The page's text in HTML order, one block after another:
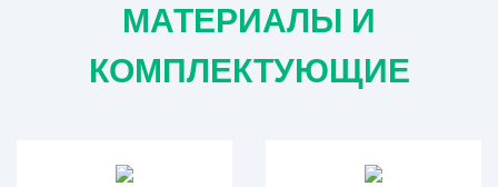
МАТЕРИАЛЫ И
КОМПЛЕКТУЮЩИЕ